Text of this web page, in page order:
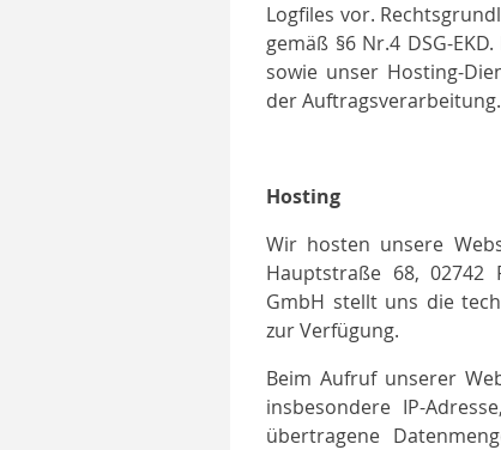
Logfiles vor.
gemäß §6 Nr.4 DSG-
sowie unser Hosting-
der Auftragsverarbeitung.
Hosting
Wir hosten unsere
Hauptstraße 68, 02742
GmbH stellt uns die
zur Verfügung.
Beim Aufruf unserer
insbesondere IP-
übertragene